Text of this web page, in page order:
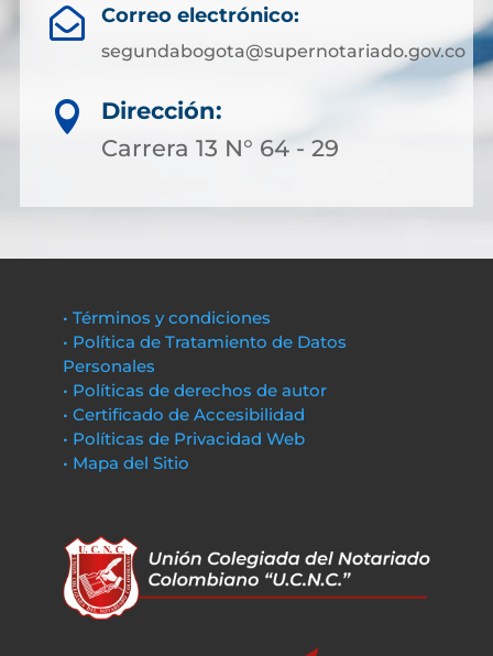
 Correo electrónico:
segundabogota@supernotariado.gov.co

Dirección:
Carrera 13 N° 64 - 29
• Términos y condiciones
• Política de Tratamiento de Datos
Personales
• Políticas de derechos de autor
• Certificado de Accesibilidad
• Políticas de Privacidad Web
• Mapa del Sitio